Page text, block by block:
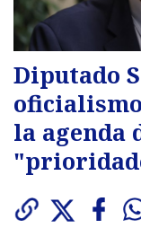
Diputado
la agenda